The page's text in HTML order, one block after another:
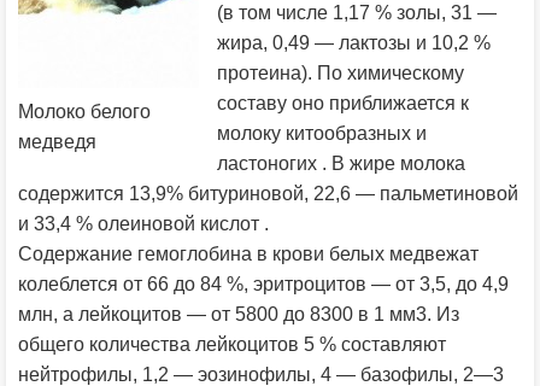
Молоко белого
медведя
(в том числе 1,17 % золы, 31 —
жира, 0,49 — лактозы и 10,2 %
протеина). По химическому
составу оно приближается к
молоку китообразных и
ластоногих . В жире молока
содержится 13,9% битуриновой, 22,6 — пальметиновой
и 33,4 % олеиновой кислот .
Содержание гемоглобина в крови белых медвежат
колеблется от 66 до 84 %, эритроцитов — от 3,5, до 4,9
млн, а лейкоцитов — от 5800 до 8300 в 1 мм3. Из
общего количества лейкоцитов 5 % составляют
нейтрофилы, 1,2 — эозинофилы, 4 — базофилы, 2—3